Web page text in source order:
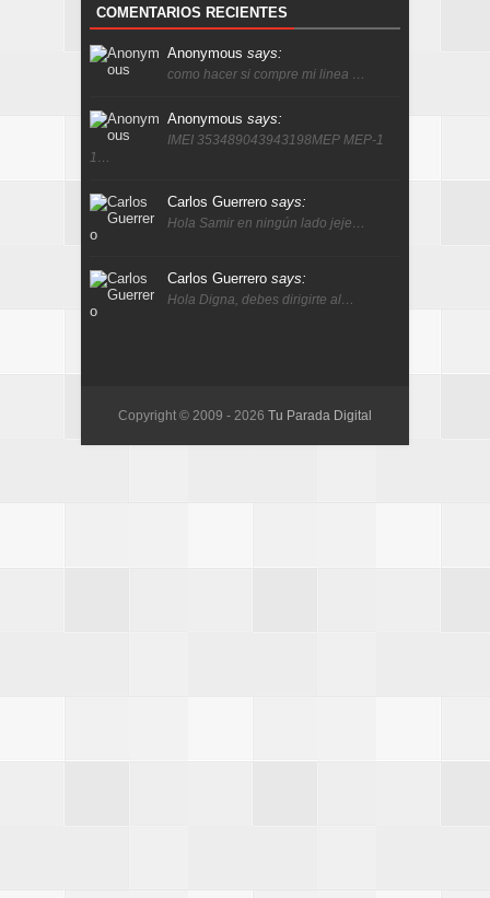
COMENTARIOS RECIENTES
Anonymous says:
como hacer si compre mi linea …
Anonymous says:
IMEI 353489043943198MEP MEP-1
1…
Carlos Guerrero says:
Hola Samir en ningún lado jeje…
Carlos Guerrero says:
Hola Digna, debes dirigirte al…
Copyright © 2009 - 2026 Tu Parada Digital